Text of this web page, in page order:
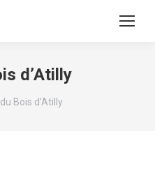
d’Atilly
Bois d’Atilly